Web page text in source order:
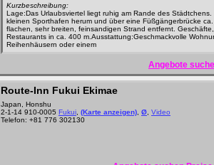
Kurzbeschreibung:
Lage:Das Urlaubsviertel liegt ruhig am Rande des Städtchens.
kleinen Sporthafen herum und über eine Füßgängerbrücke
flachen, sehr breiten, feinsandigen Strand entfernt.
Restaurants in ca. 400 m.Ausstattung:Geschmackvolle
Reihenhäusern oder einem
Angebote
Route-Inn Fukui Ekimae
Japan, Honshu
2-1-14 910-0005 Fukui (Karte anzeigen) Ø Video
Telefon: +81 776 302130